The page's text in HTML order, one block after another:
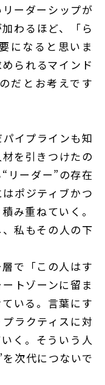
ーダーシップが
わるほど、「ら
になると思いま
られるマインド
だとお考えです
イプラインも知
を引きつけたの
リーダー”の存在
ポジティブかつ
み重ねていく。
私もその人の下
で「この人はす
トゾーンに留ま
いる。言葉にす
ラクティスに対
く。そういう人
次代につないで